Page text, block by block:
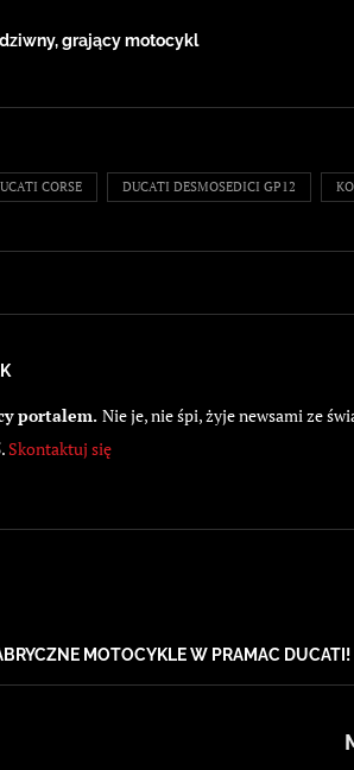
grający motocykl
CORSE DUCATI DESMOSEDICI GP12
portalem. Nie je, nie śpi, żyje newsami ze
Skontaktuj się
MOTOCYKLE W PRAMAC DUCATI!